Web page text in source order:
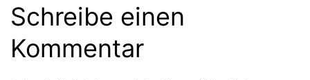
Schreibe einen
Kommentar